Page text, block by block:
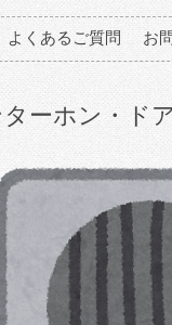
よくあるご質問 お
ーホン・ド